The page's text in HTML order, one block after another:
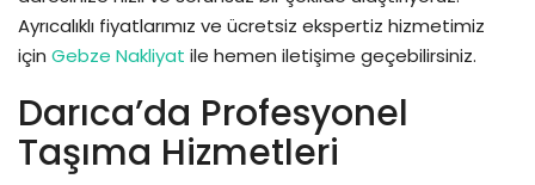
Ayrıcalıklı fiyatlarımız ve ücretsiz ekspertiz hizmetimiz
için Gebze Nakliyat ile hemen iletişime geçebilirsiniz.
Darıca’da Profesyonel
Taşıma Hizmetleri